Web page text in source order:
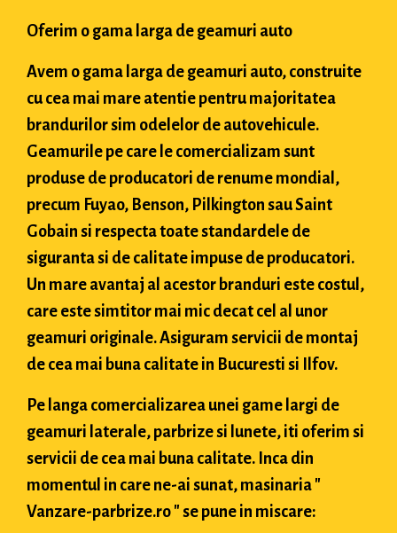
Oferim o gama larga de geamuri auto
Avem o gama larga de geamuri auto, construite
cu cea mai mare atentie pentru majoritatea
brandurilor sim odelelor de autovehicule.
Geamurile pe care le comercializam sunt
produse de producatori de renume mondial,
precum Fuyao, Benson, Pilkington sau Saint
Gobain si respecta toate standardele de
siguranta si de calitate impuse de producatori.
Un mare avantaj al acestor branduri este costul,
care este simtitor mai mic decat cel al unor
geamuri originale. Asiguram servicii de montaj
de cea mai buna calitate in Bucuresti si Ilfov.
Pe langa comercializarea unei game largi de
geamuri laterale, parbrize si lunete, iti oferim si
servicii de cea mai buna calitate. Inca din
momentul in care ne-ai sunat, masinaria "
Vanzare-parbrize.ro " se pune in miscare: